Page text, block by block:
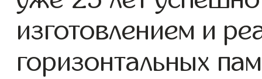
изготовлением и
горизонтальных